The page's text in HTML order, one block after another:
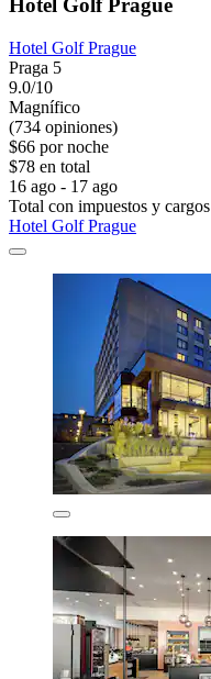
Hotel Golf Prague
Hotel Golf Prague
Praga 5
9.0/10
Magnífico
(734 opiniones)
$66 por noche
$78 en total
16 ago - 17 ago
Total con impuestos y cargos
Hotel Golf Prague